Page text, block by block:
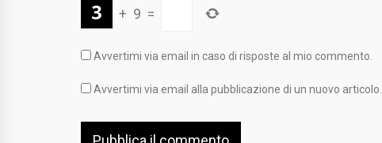
+ 9 =
Avvertimi via email in caso di risposte al mio commento.
Avvertimi via email alla pubblicazione di un nuovo articolo.